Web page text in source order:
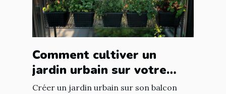
Comment cultiver un
jardin urbain sur votre
balcon
Créer un jardin urbain sur son balcon